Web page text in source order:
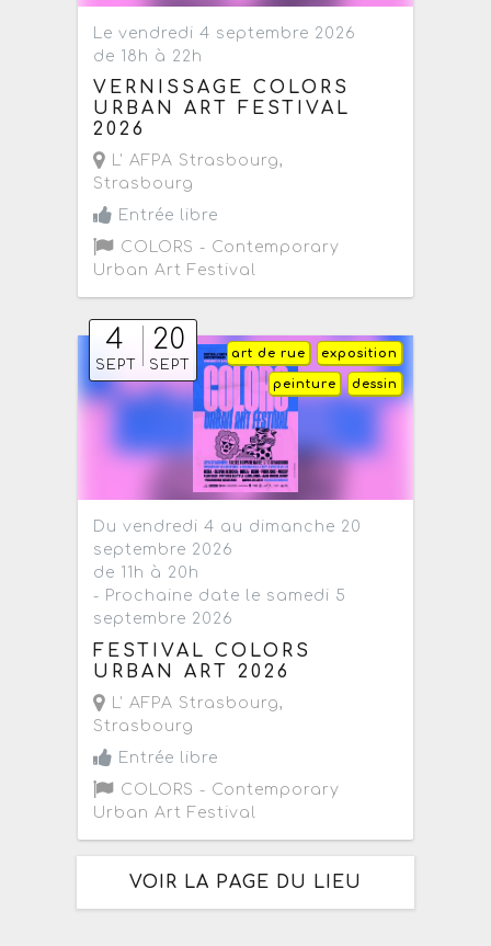
Le vendredi 4 septembre 2026
de 18h à 22h
VERNISSAGE COLORS
URBAN ART FESTIVAL
2026
L' AFPA Strasbourg,
Strasbourg
Entrée libre
COLORS - Contemporary
Urban Art Festival
4
SEPT
20
SEPT
exposition
art de rue
dessin
peinture
Du vendredi 4 au dimanche 20
septembre 2026
de 11h à 20h
- Prochaine date le samedi 5
septembre 2026
FESTIVAL COLORS
URBAN ART 2026
L' AFPA Strasbourg,
Strasbourg
Entrée libre
COLORS - Contemporary
Urban Art Festival
VOIR LA PAGE DU LIEU